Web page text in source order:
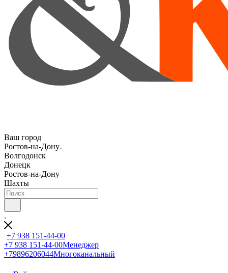
Ваш город
Ростов-на-Дону
Волгодонск
Донецк
Ростов-на-Дону
Шахты
+7 938 151-44-00
+7 938 151-44-00Менеджер
+79896206044Многоканальный